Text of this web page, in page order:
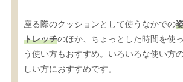
座る際のクッションとして使うなかでの
トレッチのほか、ちょっとした時間を
う使い方もおすすめ。いろいろな使い方
しい方におすすめです。